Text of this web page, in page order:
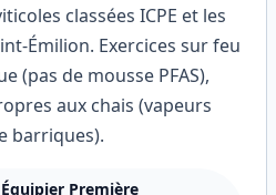
classées ICPE et les
Émilion. Exercices sur feu
(pas de mousse PFAS),
aux chais (vapeurs
barriques).
Équipier Première